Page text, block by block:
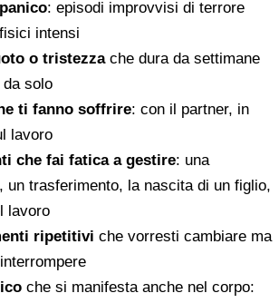
: episodi improvvisi di terrore
intensi
o tristezzache dura da settimane
solo
ti fanno soffrire: con il partner, in
lavoro
che fai fatica a gestire: una
un trasferimento, la nascita di un figlio,
lavoro
ripetitivi che vorresti cambiare ma
che si manifesta anche nel corpo: